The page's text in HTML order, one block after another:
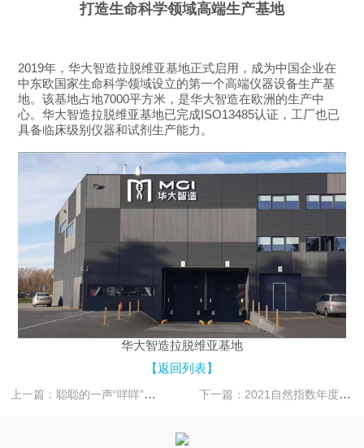
打造生命科学领域高端生产基地
2019年，华大智造拉脱维亚基地正式启用，成为中国企业在
中东欧国家生命科学领域设立的第一个高端仪器设备生产基
地。该基地占地7000平方米，是华大智造在欧洲的生产中
心。华大智造拉脱维亚基地已完成ISO13485认证，工厂也已
具备临床级别仪器和试剂生产能力。
华大智造拉脱维亚基地
【返回列表】
上一篇：聪聪的一声“咩咩”，让我们都哭了
下一篇：2021自然指数年度榜单公布：华大连续六年蝉联亚太地区生命科学产业机构第一